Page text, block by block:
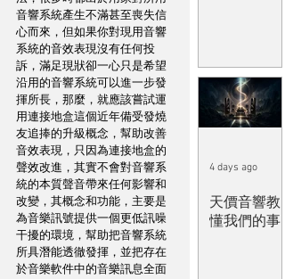
音響系統產生不滿甚至喪失信
心而來，但如果你對現用音響
系統的音效表現沒有任何投
訴，滿足現狀卻一心只是希望
沿用的音響系統可以進一步發
揮所長，那麼，就應該嘗試運
用連接地盒這個近年備受發燒
友追捧的升級概念，幫助改善
音效表現，只因為連接地盒的
聲效改進，其實不會對音響系
統的本質聲音帶來任何影響和
改變，其概念和功能，主要是
為音樂訊號提供一個更低訊噪
干擾的環境，幫助把音響系統
所具潛能透徹發揮，並把存在
於音樂軟件中的音樂訊息全面
天價音響教
懂我們的事
4 days ago